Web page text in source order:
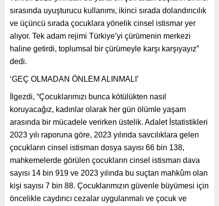
sırasında uyuşturucu kullanımı, ikinci sırada dolandırıcılık
ve üçüncü sırada çocuklara yönelik cinsel istismar yer
alıyor. Tek adam rejimi Türkiye’yi çürümenin merkezi
haline getirdi, toplumsal bir çürümeyle karşı karşıyayız”
dedi.
‘GEÇ OLMADAN ÖNLEM ALINMALI’
İlgezdi, “Çocuklarımızı bunca kötülükten nasıl
koruyacağız, kadınlar olarak her gün ölümle yaşam
arasında bir mücadele verirken üstelik. Adalet İstatistikleri
2023 yılı raporuna göre, 2023 yılında savcılıklara gelen
çocukların cinsel istismarı dosya sayısı 66 bin 138,
mahkemelerde görülen çocukların cinsel istismarı dava
sayısı 14 bin 919 ve 2023 yılında bu suçtan mahkûm olan
kişi sayısı 7 bin 88. Çocuklarımızın güvenle büyümesi için
öncelikle caydırıcı cezalar uygulanmalı ve çocuk ve